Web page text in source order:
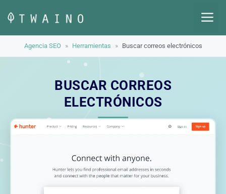
contenido
Agencia SEO » Herramientas » Buscar correos electrónicos
BUSCAR CORREOS
ELECTRÓNICOS